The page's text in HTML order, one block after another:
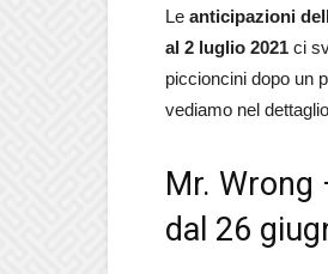
Le anticipazioni
al 2 luglio 2021 ci
piccioncini dopo un
vediamo nel
Mr. Wrong
dal 26